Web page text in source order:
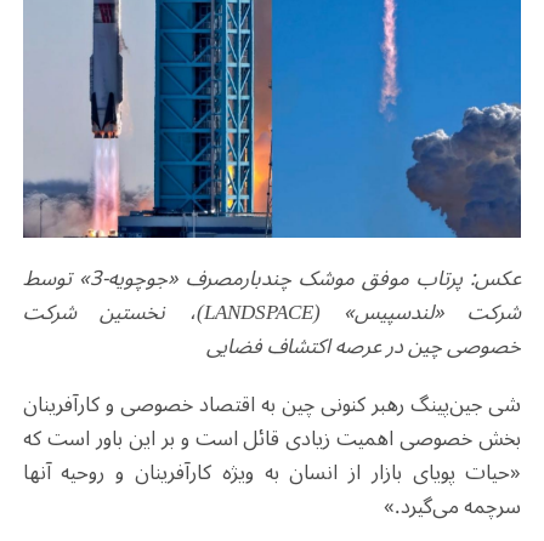
عکس: پرتاب موفق موشک چندبارمصرف «جو‌چویه-3» توسط
شرکت «لندسپیس» (LANDSPACE)، نخستین شرکت
خصوصی چین در عرصه اکتشاف فضایی
شی جین‌پینگ رهبر کنونی چین به اقتصاد خصوصی و کارآفرینان
بخش خصوصی اهمیت زیادی قائل است و بر این باور است که
«حیات پویای بازار از انسان به ویژه کارآفرینان و روحیه آنها
سرچمه می‌گیرد.»